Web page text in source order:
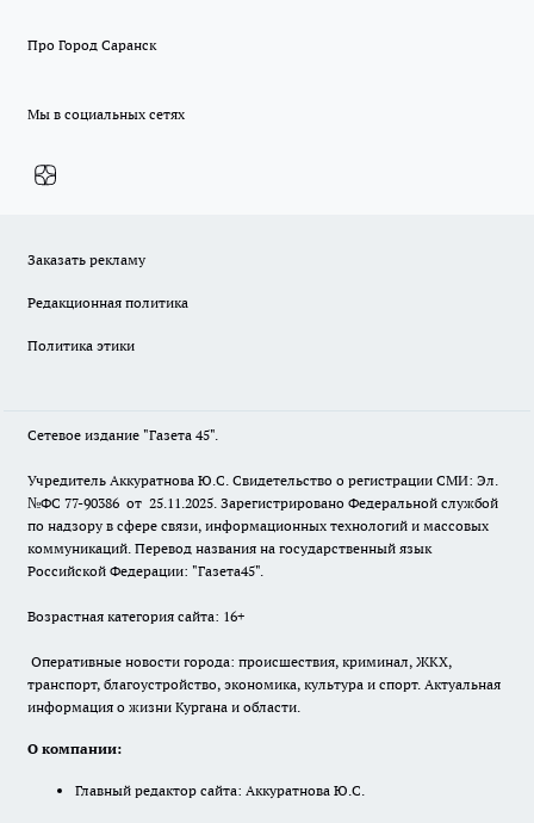
Про Город Саранск
Мы в социальных сетях
Заказать рекламу
Редакционная политика
Политика этики
Сетевое издание "Газета 45".
Учредитель Аккуратнова Ю.С. Свидетельство о регистрации СМИ: Эл.
№ФС 77-90386 от 25.11.2025. Зарегистрировано Федеральной службой
по надзору в сфере связи, информационных технологий и массовых
коммуникаций. Перевод названия на государственный язык
Российской Федерации: "Газета45".
Возрастная категория сайта: 16+
Оперативные новости города: происшествия, криминал, ЖКХ,
транспорт, благоустройство, экономика, культура и спорт. Актуальная
информация о жизни Кургана и области.
О компании:
Главный редактор сайта: Аккуратнова Ю.С.